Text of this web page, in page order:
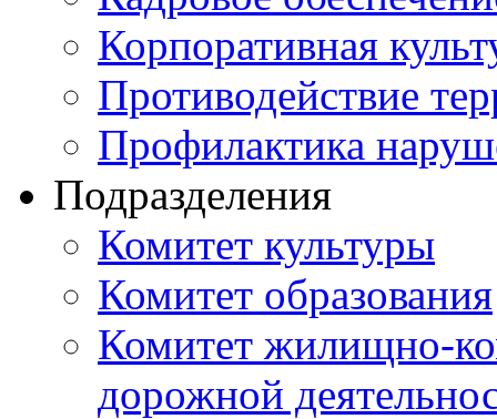
Корпоративная
Противодействие
Профилактика
Подразделения
Комитет культуры
Комитет образования
Комитет жилищно-
дорожной